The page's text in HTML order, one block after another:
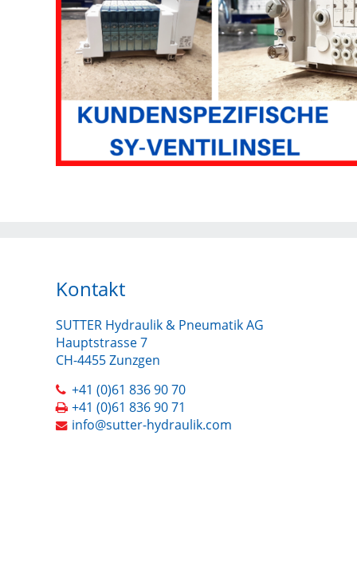
Kontakt
SUTTER Hydraulik & Pneumatik AG
Hauptstrasse 7
CH-4455 Zunzgen
+41 (0)61 836 90 70
+41 (0)61 836 90 71
info@sutter-hydraulik.com